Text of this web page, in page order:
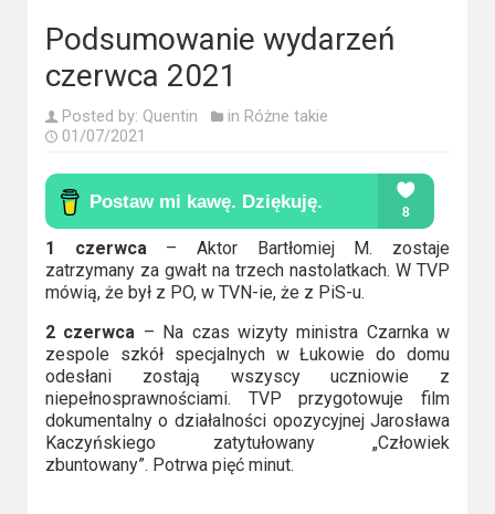
polskie
Komedie
Korea
Filmy
oparte
na
faktach
Thrillery
Streaming
Amazon
Podsumowanie wydarzeń
czerwca 2021
Posted by: Quentin in Różne takie
01/07/2021
1 czerwca– Aktor Bartłomiej M. zostaje
zatrzymany za gwałt na trzech nastolatkach. W TVP
mówią, że był z PO, w TVN-ie, że z PiS-u.
2 czerwca – Na czas wizyty ministra Czarnka w
zespole szkół specjalnych w Łukowie do domu
odesłani zostają wszyscy uczniowie z
niepełnosprawnościami. TVP przygotowuje film
dokumentalny o działalności opozycyjnej Jarosława
Kaczyńskiego zatytułowany „Człowiek
zbuntowany”. Potrwa pięć minut.